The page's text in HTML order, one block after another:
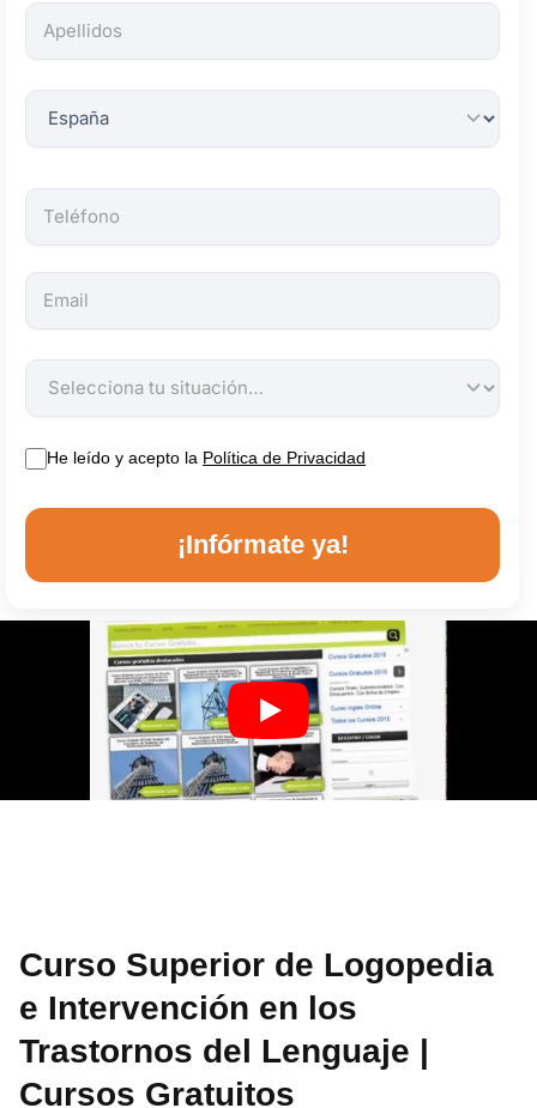
son
obligatorios.
He leído y acepto la Política de Privacidad
¡Infórmate ya!
Curso Superior de Logopedia
e Intervención en los
Trastornos del Lenguaje |
Cursos Gratuitos